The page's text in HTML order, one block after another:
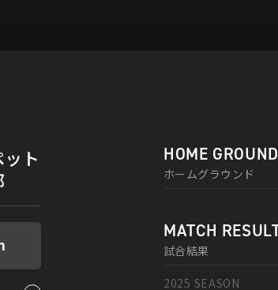
HOME GROUND
ホームグラウンド
MATCH
試合結果
2025 SEASON